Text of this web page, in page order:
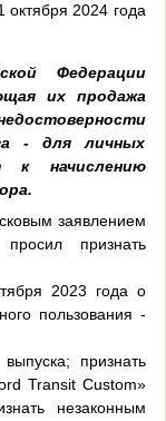
октября 2024 года
Федерации
их продажа
- для личных
к начислению
заявлением
признать
2023 года о
пользования -
признать
Transit Custom»
незаконным